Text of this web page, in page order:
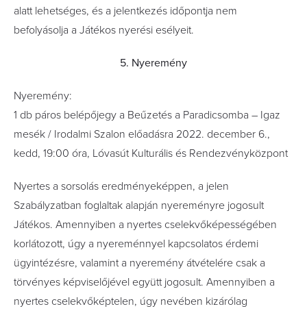
alatt lehetséges, és a jelentkezés időpontja nem
befolyásolja a Játékos nyerési esélyeit.
5. Nyeremény
Nyeremény:
1 db páros belépőjegy a Beűzetés a Paradicsomba – Igaz
mesék / Irodalmi Szalon előadásra 2022. december 6.,
kedd, 19:00 óra, Lóvasút Kulturális és Rendezvényközpont
Nyertes a sorsolás eredményeképpen, a jelen
Szabályzatban foglaltak alapján nyereményre jogosult
Játékos. Amennyiben a nyertes cselekvőképességében
korlátozott, úgy a nyereménnyel kapcsolatos érdemi
ügyintézésre, valamint a nyeremény átvételére csak a
törvényes képviselőjével együtt jogosult. Amennyiben a
nyertes cselekvőképtelen, úgy nevében kizárólag